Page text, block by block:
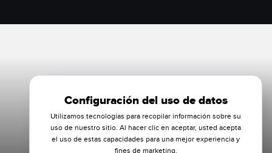
Configuración del uso de datos
Utilizamos tecnologías para recopilar información sobre su
uso de nuestro sitio. Al hacer clic en aceptar, usted acepta
el uso de estas capacidades para una mejor experiencia y
fines de marketing.